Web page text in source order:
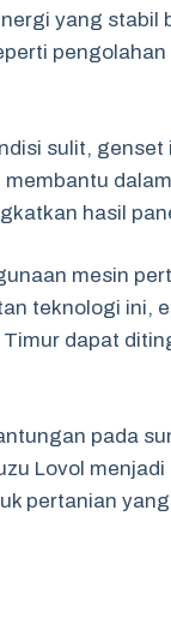
yang stabil
sulit,
hasil
mesin
teknologi ini,
dapat
pada
Lovol
pertanian